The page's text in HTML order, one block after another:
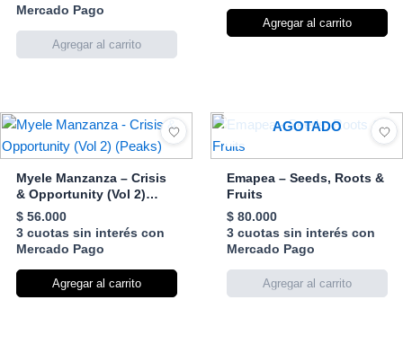
Mercado Pago
Agregar al carrito
Myele Manzanza – Crisis
& Opportunity (Vol 2)
(Peaks)
$56.000
3 cuotas sin interés con
Mercado Pago
Agregar al carrito
AGOTADO
Emapea – Seeds, Roots &
Fruits
$80.000
3 cuotas sin interés con
Mercado Pago